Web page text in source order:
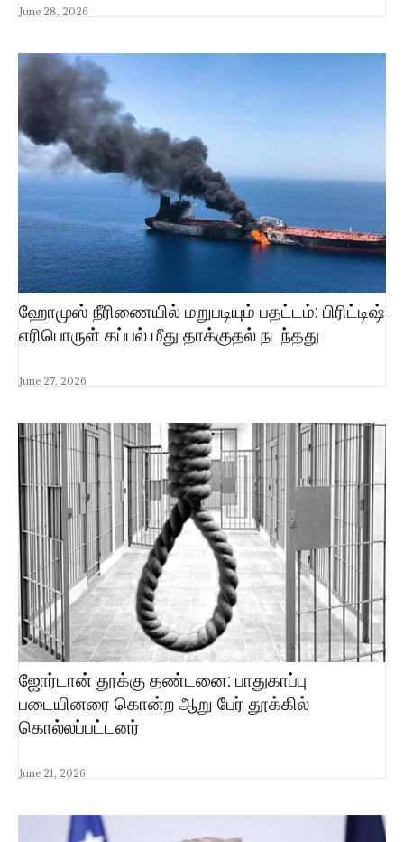
June 28, 2026
ஹோமுஸ் நீரிணையில் மறுபடியும் பதட்டம்: பிரிட்டிஷ்
எரிபொருள் கப்பல் மீது தாக்குதல் நடந்தது
June 27, 2026
ஜோர்டான் தூக்கு தண்டனை: பாதுகாப்பு
படையினரை கொன்ற ஆறு பேர் தூக்கில்
கொல்லப்பட்டனர்
June 21, 2026